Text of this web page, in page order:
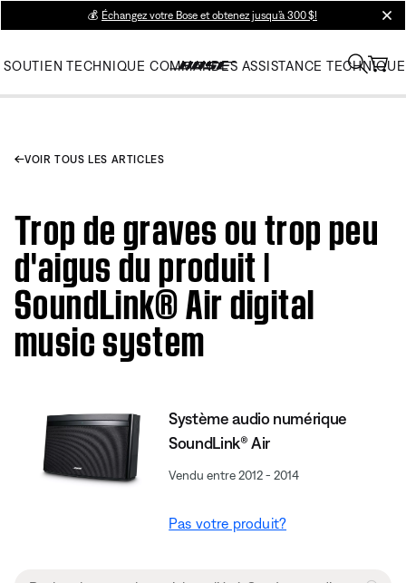
💰 Échangez votre Bose et obtenez jusqu’à 300 $!
SOUTIEN TECHNIQUE COMMANDES ASSISTANCE TECHNIQUE
VOIR TOUS LES ARTICLES
Trop de graves ou trop peu
d'aigus du produit |
SoundLink® Air digital
music system
Système audio numérique
SoundLink® Air
Vendu entre 2012 - 2014
Pas votre produit?